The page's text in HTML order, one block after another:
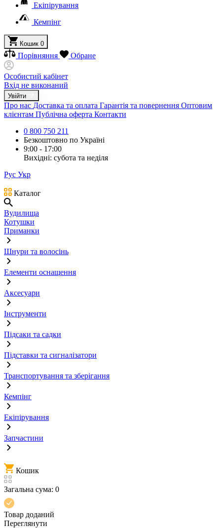
Екіпірування
Кемпінг
Кошик 0
Порівняння Обране
Особистий кабінет
Вхід не виконаний
Увійти
Про нас Доставка та оплата Гарантія та повернення Оптовим
клієнтам Публічна оферта Контакти
0 800 750 211
Безкоштовно по Україні
9:00 - 17:00
Вихідні: субота та неділя
Рус Укр
Каталог
Вудилища
Котушки
Приманки
Шнури та волосінь
Елементи оснащення
Аксесуари
Інструменти
Підсаки та садки
Підставки та сигналізатори
Транспортування та зберігання
Кемпінг
Екіпірування
Запчастини
Кошик
Загальна сума: 0
Товар доданий
Переглянути